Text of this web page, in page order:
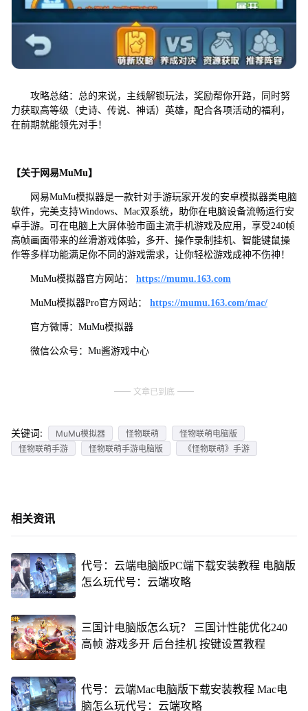
攻略总结：总的来说，主线解锁玩法，奖励帮你开路，同时努
力获取高等级（史诗、传说、神话）英雄，配合各项活动的福利，
在前期就能领先对手！
【关于网易MuMu】
网易MuMu模拟器是一款针对手游玩家开发的安卓模拟器类电脑
软件，完美支持Windows、Mac双系统，助你在电脑设备流畅运行安
卓手游。可在电脑上大屏体验市面主流手机游戏及应用，享受240帧
高帧画面带来的丝滑游戏体验，多开、操作录制挂机、智能键鼠操
作等多样功能满足你不同的游戏需求，让你轻松游戏成神不伤神！
MuMu模拟器官方网站： https://mumu.163.com
MuMu模拟器Pro官方网站： https://mumu.163.com/mac/
官方微博：MuMu模拟器
微信公众号：Mu酱游戏中心
文章已到底
关键词: MuMu模拟器 怪物联萌
怪物联萌电脑版
怪物联萌手游
怪物联萌手游电脑版 《怪物联萌》手游
相关资讯
代号：云端电脑版PC端下载安装教程 电脑版
怎么玩代号：云端攻略
三国计电脑版怎么玩？ 三国计性能优化240
高帧 游戏多开 后台挂机 按键设置教程
代号：云端Mac电脑版下载安装教程 Mac电
脑怎么玩代号：云端攻略